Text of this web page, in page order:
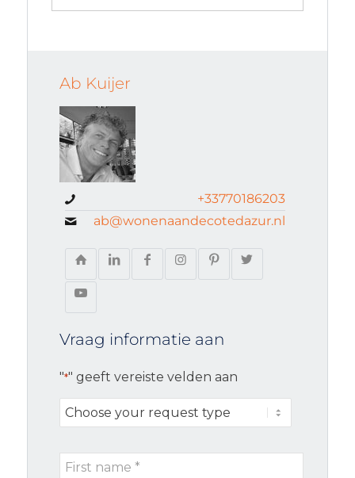
Ab Kuijer
+33770186203
ab@wonenaandecotedazur.nl
Vraag informatie aan
"*" geeft vereiste velden aan
Choose
your
type
First